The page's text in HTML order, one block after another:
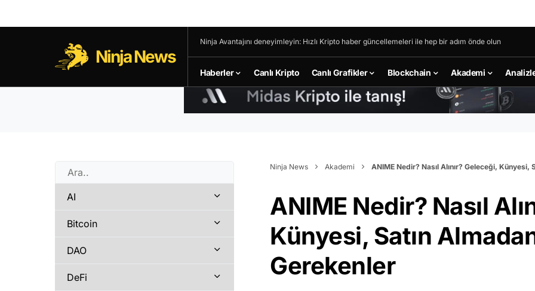
Ninja News
Ninja Avantajını deneyimleyin: Hızlı Kripto haber güncellemeleri ile hep bir adım önde olun
Haberler Canlı Kripto Canlı Grafikler Blockchain Akademi
Ninja News Akademi ANIME Nedir? Nasıl Alınır? Geleceği,
ANIME Nedir? Nasıl
Künyesi, Satın
Gerekenler
AI
Bitcoin
DAO
DeFi